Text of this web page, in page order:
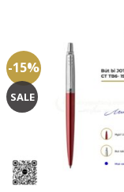
-15%
SALE